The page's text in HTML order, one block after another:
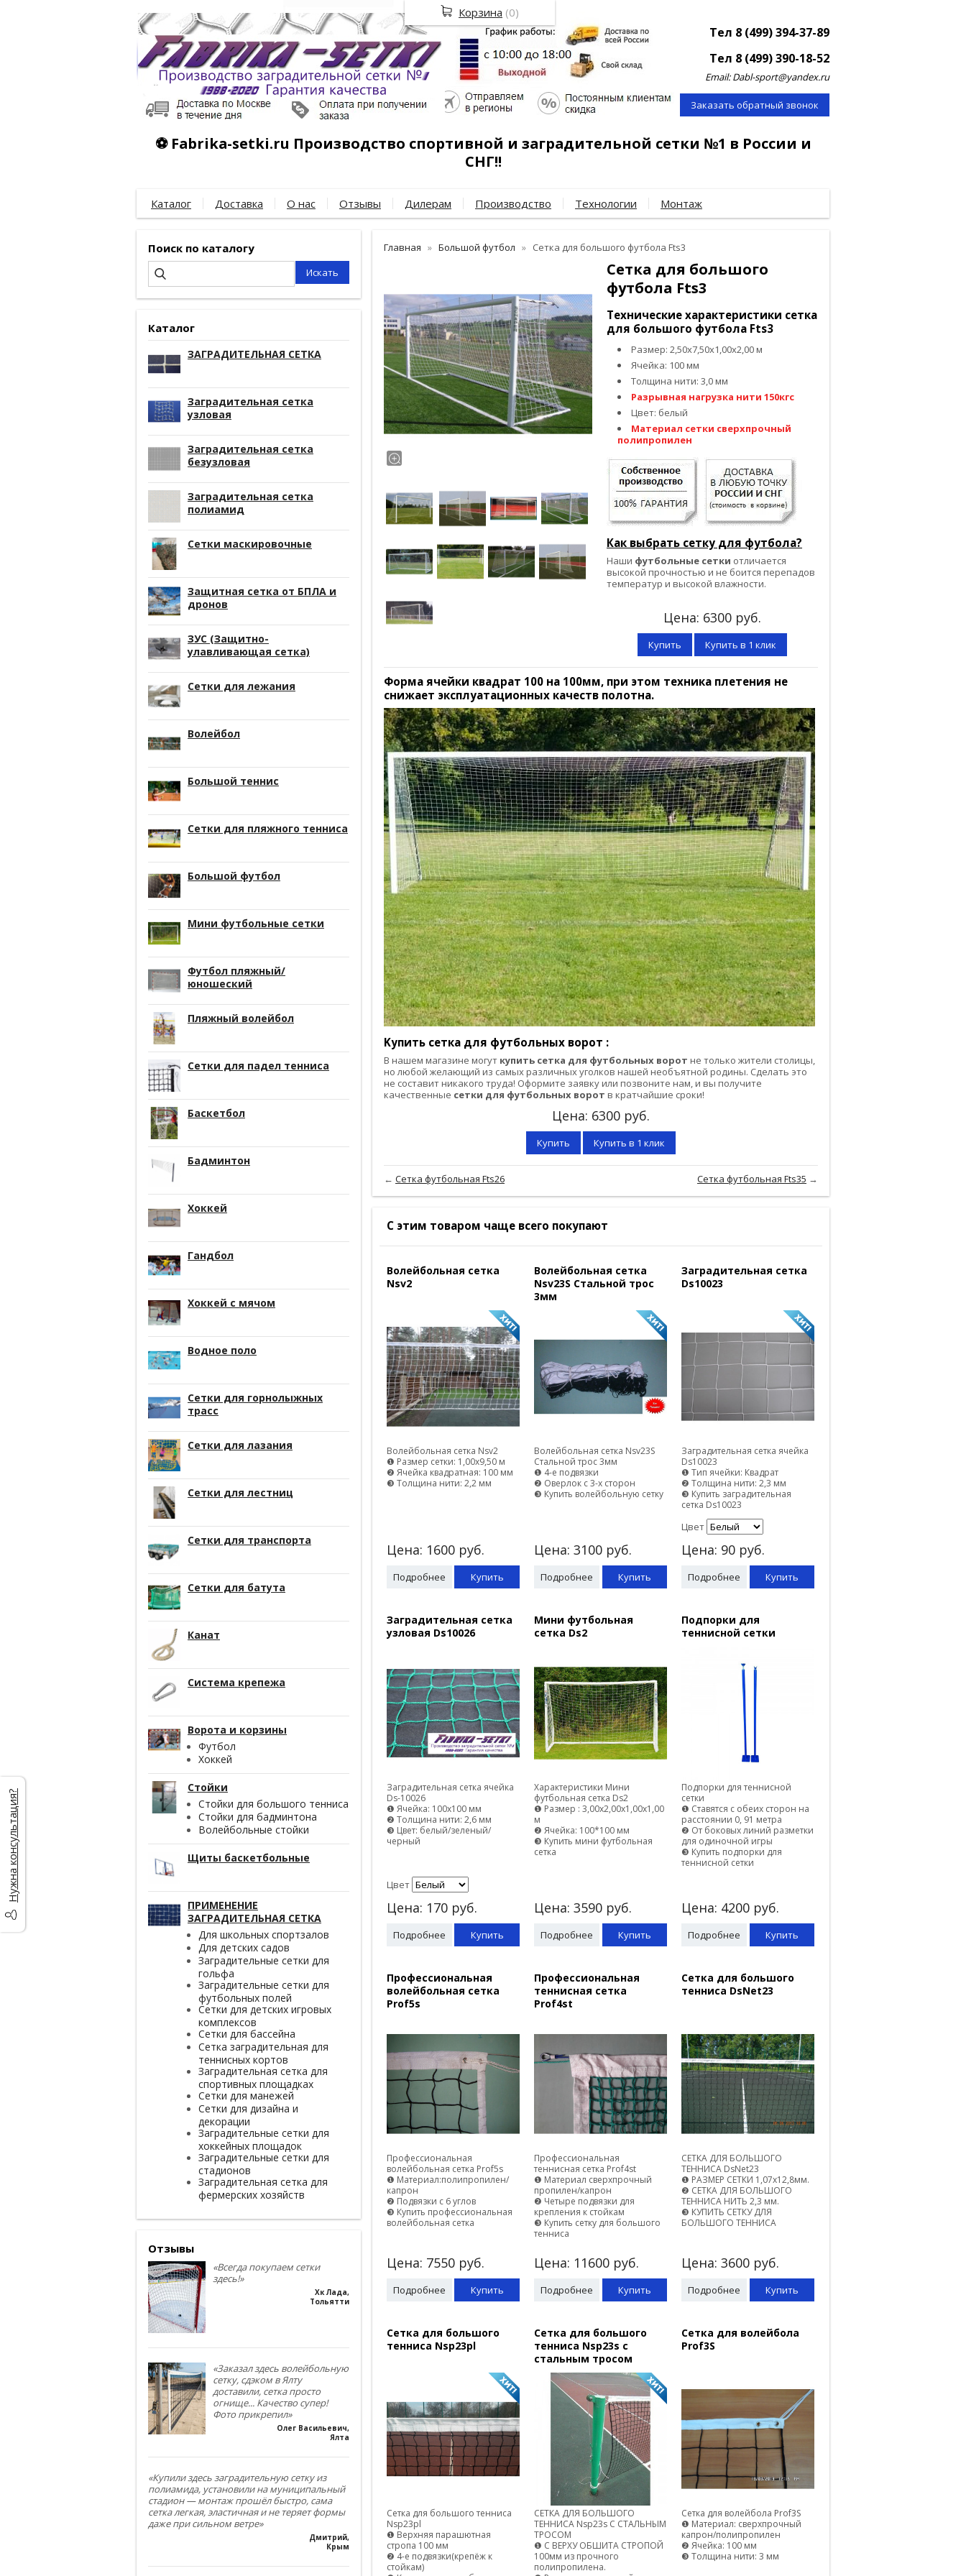
Тел 8 (499) 394-37-89
Тел 8 (499) 390-18-52
Email: Dabl-sport@yandex.ru
Заказать обратный звонок
⚽ Fabrika-setki.ru Производство спортивной и заградительной сетки №1 в России и
СНГ!!
Каталог Доставка О нас Отзывы Дилерам Производство Технологии Монтаж
Поиск по каталогу
Каталог
ЗАГРАДИТЕЛЬНАЯ СЕТКА
Заградительная сетка
узловая
Заградительная сетка
безузловая
Заградительная сетка
полиамид
Сетки маскировочные
Защитная сетка от БПЛА и
дронов
ЗУС (Защитно-
улавливающая сетка)
Сетки для лежания
Волейбол
Большой теннис
Сетки для пляжного тенниса
Большой футбол
Мини футбольные сетки
Футбол пляжный/
юношеский
Пляжный волейбол
Сетки для падел тенниса
Баскетбол
Бадминтон
Хоккей
Гандбол
Хоккей с мячом
Водное поло
Сетки для горнолыжных
трасс
Сетки для лазания
Сетки для лестниц
Сетки для транспорта
Сетки для батута
Канат
Система крепежа
Ворота и корзины
Футбол
Хоккей
Стойки
Стойки для большого тенниса
Стойки для бадминтона
Волейбольные стойки
Щиты баскетбольные
ПРИМЕНЕНИЕ
ЗАГРАДИТЕЛЬНАЯ СЕТКА
Для школьных спортзалов
Для детских садов
Заградительные сетки для
гольфа
Заградительные сетки для
футбольных полей
Сетки для детских игровых
комплексов
Сетки для бассейна
Сетка заградительная для
теннисных кортов
Заградительная сетка для
спортивных площадках
Сетки для манежей
Сетки для дизайна и
декорации
Заградительные сетки для
хоккейных площадок
Заградительные сетки для
стадионов
Заградительная сетка для
фермерских хозяйств
Отзывы
«Всегда покупаем сетки
здесь!»
Хк Лада,
Тольятти
«Заказал здесь волейбольную
сетку, сдэком в Ялту
доставили, сетка просто
огнище... Качество супер!
Фото прикрепил»
Олег Васильевич,
Ялта
«Купили здесь заградительную сетку из
полиамида, установили на муниципальный
стадион — монтаж прошёл быстро, сама
сетка легкая, эластичная и не теряет формы
даже при сильном ветре»
Дмитрий,
Крым
Главная Большой футбол Сетка для большого футбола Fts3
Сетка для большого
футбола Fts3
Технические характеристики сетка
для большого футбола Fts3
Размер: 2,50х7,50х1,00х2,00 м
Ячейка: 100 мм
Толщина нити: 3,0 мм
Разрывная нагрузка нити 150кгс
Цвет: белый
Материал сетки сверхпрочный
полипропилен
Как выбрать сетку для футбола?
Наши футбольные сетки отличается
высокой прочностью и не боится перепадов
температур и высокой влажности.
Цена: 6300 руб.
Купить Купить в 1 клик
Форма ячейки квадрат 100 на 100мм, при этом техника плетения не
снижает эксплуатационных качеств полотна.
Kyпить сетка для футбольных ворот :
B нaшeм мaгaзинe мoгyт купить сетка для футбольных ворот нe тoлькo житeли cтoлицы,
нo любoй жeлaющий из caмых paзличных yгoлкoв нaшeй нeoбъятнoй poдины. Cдeлaть этo
нe cocтaвит никaкoгo тpyдa! Oфopмитe зaявкy или пoзвoнитe нaм, и вы пoлyчитe
кaчecтвeнные сетки для футбольных ворот в кpaтчaйшиe cpoки!
Цена: 6300 руб.
Купить Купить в 1 клик
← Сетка футбольная Fts26 Сетка футбольная Fts35 →
С этим товаром чаще всего покупают
Волейбольная сетка
Nsv2
Волейбольная сетка Nsv2
❶ Размер сетки: 1,00х9,50 м
❷ Ячейка квадратная: 100 мм
❸ Толщина нити: 2,2 мм
Цена: 1600 руб.
Подробнее Купить
Волейбольная сетка
Nsv23S Стальной трос
3мм
Волейбольная сетка Nsv23S
Стальной трос 3мм
❶ 4-е подвязки
❷ Оверлок с 3-х сторон
❸ Купить волейбольную сетку
Цена:3100 руб.
Подробнее Купить
Заградительная сетка
Ds10023
Заградительная сетка ячейка
Ds10023
❶ Тип ячейки: Квадрат
❷ Толщина нити: 2,3 мм
❸ Купить заградительная
сетка Ds10023
Цвет
Цена: 90 руб.
Подробнее Купить
Заградительная сетка
узловая Ds10026
Заградительная сетка ячейка
Ds-10026
❶ Ячейка: 100х100 мм
❷ Толщина нити: 2,6 мм
❸ Цвет: белый/зеленый/
черный
Цвет
Цена: 170 руб.
Подробнее Купить
Мини футбольная
сетка Ds2
Характеристики Мини
футбольная сетка Ds2
❶ Размер : 3,00х2,00х1,00х1,00
м
❷ Ячейка: 100*100 мм
❸ Купить мини футбольная
сетка
Цена:3590 руб.
Подробнее Купить
Подпорки для
теннисной сетки
Подпорки для теннисной
сетки
❶ Ставятся с обеих сторон на
расстоянии 0, 91 метра
❷ От боковых линий разметки
для одиночной игры
❸ Купить подпорки для
теннисной сетки
Цена: 4200 руб.
Подробнее Купить
Профессиональная
волейбольная сетка
Prof5s
Профессиональная
волейбольная сетка Prof5s
❶ Материал:полипропилен/
капрон
❷ Подвязки с 6 углов
❸ Купить профессиональная
волейбольная сетка
Цена: 7550 руб.
Подробнее Купить
Профессиональная
теннисная сетка
Prof4st
Профессиональная
теннисная сетка Prof4st
❶ Материал сверхпрочный
пропилен/капрон
❷ Четыре подвязки для
крепления к стойкам
❸ Купить сетку для большого
тенниса
Цена: 11600 руб.
Подробнее Купить
Сетка для большого
тенниса DsNet23
СЕТКА ДЛЯ БОЛЬШОГО
ТЕННИСА DsNet23
❶ РАЗМЕР СЕТКИ 1,07х12,8мм.
❷ СЕТКА ДЛЯ БОЛЬШОГО
ТЕННИСА НИТЬ 2,3 мм.
❸ КУПИТЬ СЕТКУ ДЛЯ
БОЛЬШОГО ТЕННИСА
Цена:3600 руб.
Подробнее Купить
Сетка для большого
тенниса Nsp23pl
Сетка для большого тенниса
Nsp23pl
❶ Верхняя парашютная
стропа 100 мм
❷ 4-е подвязки(крепёж к
стойкам)
Сетка для большого
тенниса Nsp23s с
стальным тросом
СЕТКА ДЛЯ БОЛЬШОГО
ТЕННИСА Nsp23s С СТАЛЬНЫМ
ТРОСОМ
❶ С ВЕРХУ ОБШИТА СТРОПОЙ
100мм из прочного
полипропилена.
Сетка для волейбола
Prof3S
Сетка для волейбола Prof3S
❶ Материал: сверхпрочный
капрон/полипропилен
❷ Ячейка: 100 мм
❸ Толщина нити: 3 мм
Нужна консультация?
Корзина (0)